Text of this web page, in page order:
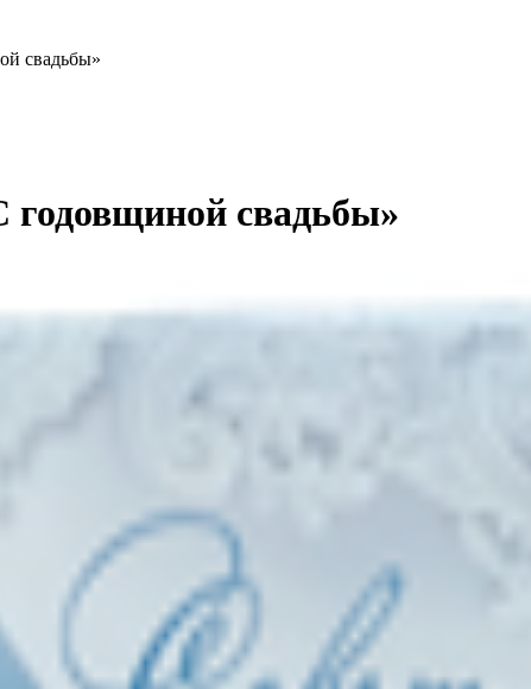
свадьбы»
годовщиной свадьбы»
строками есть место для ваших собственных слов.